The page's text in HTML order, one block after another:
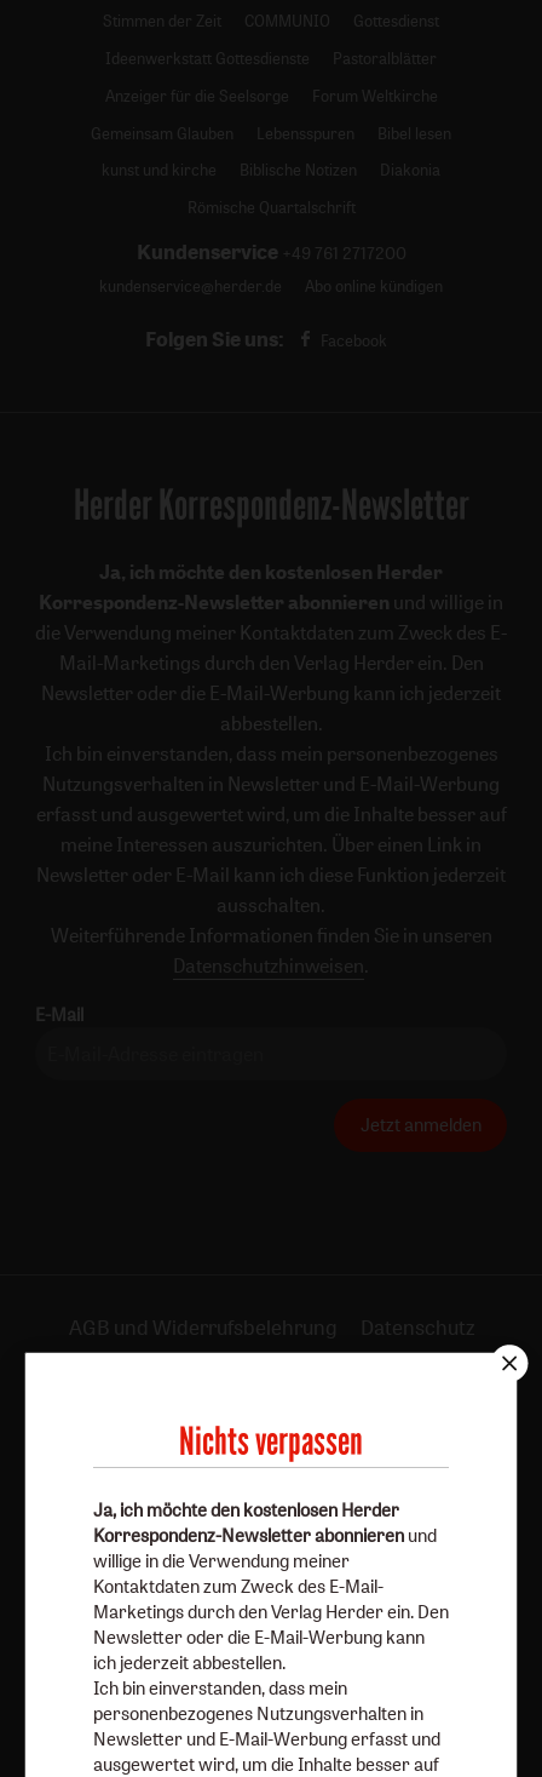
Stimmen der Zeit COMMUNIO
Gottesdienst
Ideenwerkstatt Gottesdienste
Pastoralblätter
Anzeiger für die Seelsorge
Forum Weltkirche
Gemeinsam Glauben
Lebensspuren
Bibel lesen
kunst und kirche
Biblische Notizen
Diakonia
Römische Quartalschrift
Kundenservice +49 761 2717200
kundenservice@herder.de
Abo online kündigen
Folgen Sie uns: Facebook
Herder Korrespondenz-Newsletter
Ja, ich möchte den kostenlosen Herder
Korrespondenz-Newsletter abonnieren und willige in
die Verwendung meiner Kontaktdaten zum Zweck des E-
Mail-Marketings durch den Verlag Herder ein. Den
Newsletter oder die E-Mail-Werbung kann ich jederzeit
abbestellen.
Ich bin einverstanden, dass mein personenbezogenes
Nutzungsverhalten in Newsletter und E-Mail-Werbung
erfasst und ausgewertet wird, um die Inhalte besser auf
meine Interessen auszurichten. Über einen Link in
Newsletter oder E-Mail kann ich diese Funktion jederzeit
ausschalten.
Weiterführende Informationen finden Sie in unseren
Datenschutzhinweisen .
E-Mail
Jetzt anmelden
AGB und Widerrufsbelehrung
Datenschutz
Barrierefreiheit
Impressum
Vertrag widerrufen Abo online kündigen
Nach oben
Nichts verpassen
Ja, ich möchte den kostenlosen Herder
Korrespondenz-Newsletter abonnieren und
willige in die Verwendung meiner
Kontaktdaten zum Zweck des E-Mail-
Marketings durch den Verlag Herder ein. Den
Newsletter oder die E-Mail-Werbung kann
ich jederzeit abbestellen.
Ich bin einverstanden, dass mein
personenbezogenes Nutzungsverhalten in
Newsletter und E-Mail-Werbung erfasst und
ausgewertet wird, um die Inhalte besser auf